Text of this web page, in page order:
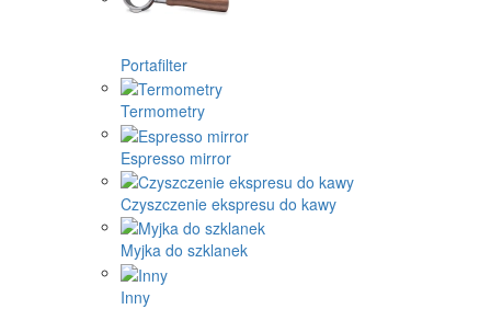
Portafilter
Termometry
Espresso mirror
Czyszczenie ekspresu do kawy
Myjka do szklanek
Inny